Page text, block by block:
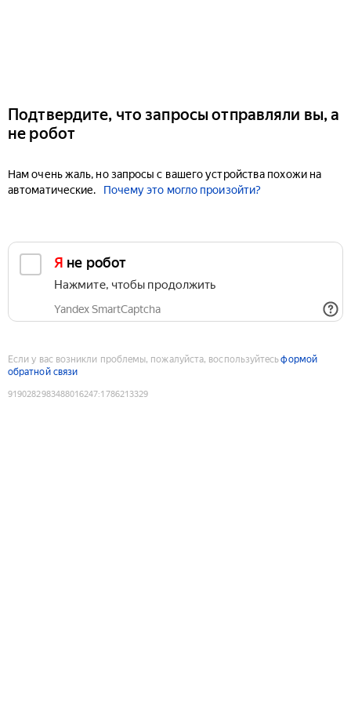
Подтвердите, что запросы отправляли вы, а
не робот
Нам очень жаль, но запросы с вашего устройства похожи на
автоматические.
Почему это могло произойти?
Я не робот
Нажмите, чтобы продолжить
Yandex SmartCaptcha
Если у вас возникли проблемы, пожалуйста, воспользуйтесьформой
обратной связи
9190282983488016247:1786213329